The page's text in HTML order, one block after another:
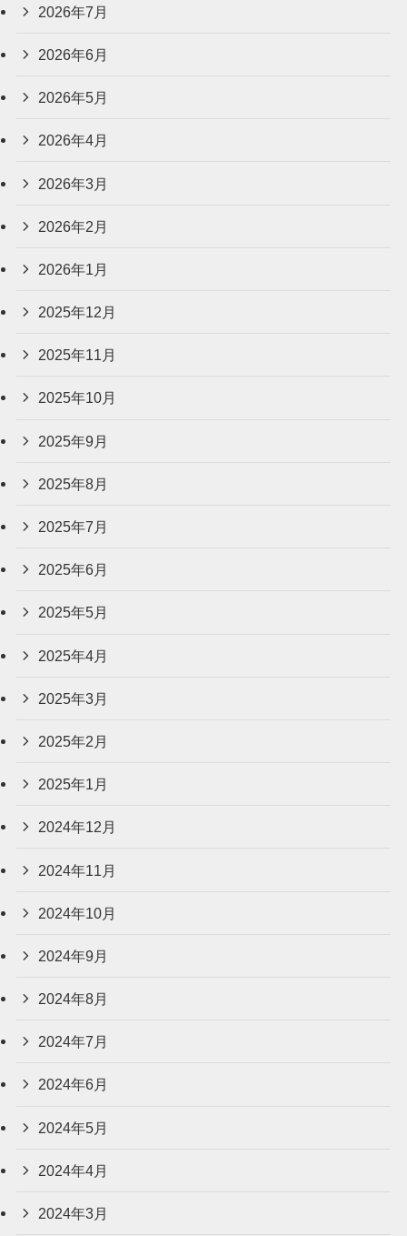
2026年7月
2026年6月
2026年5月
2026年4月
2026年3月
2026年2月
2026年1月
2025年12月
2025年11月
2025年10月
2025年9月
2025年8月
2025年7月
2025年6月
2025年5月
2025年4月
2025年3月
2025年2月
2025年1月
2024年12月
2024年11月
2024年10月
2024年9月
2024年8月
2024年7月
2024年6月
2024年5月
2024年4月
2024年3月